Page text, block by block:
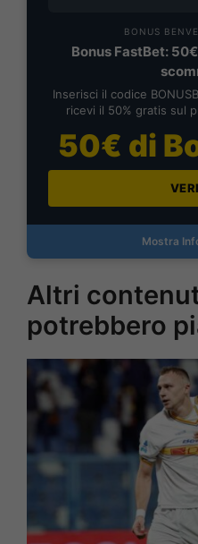
BONUS
Bonus FastBet:
Inserisci il codice
ricevi il 50% gratis sul
50€ di
Mostra
Altri
potrebbero